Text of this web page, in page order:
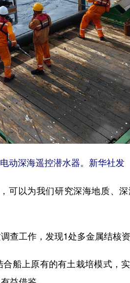
动深海遥控潜水器。新华社发
以为我们研究深海地质、深
工作，发现1处多金属结核资
上原有的有土栽培模式，实